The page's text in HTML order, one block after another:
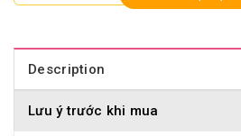
Description
Lưu ý trước khi mua